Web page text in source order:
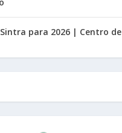
Sintra para 2026 | Centro de